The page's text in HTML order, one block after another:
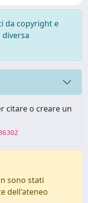
da copyright e
citare o creare un
sono stati
dell'ateneo